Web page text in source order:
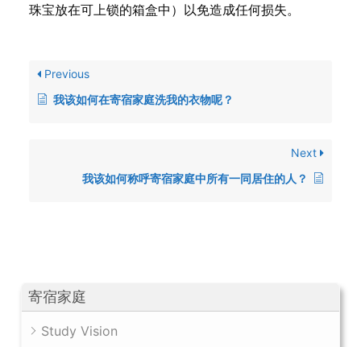
寄宿家庭
Study Vision
珠宝放在可上锁的箱盒中）以免造成任何损失。
Previous
我该如何在寄宿家庭洗我的衣物呢？
Next
我该如何称呼寄宿家庭中所有一同居住的人？